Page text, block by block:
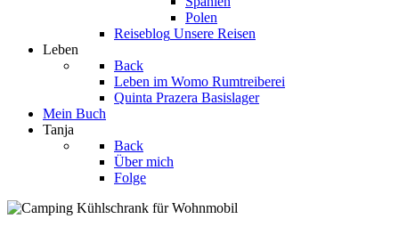
Polen
Reiseblog Unsere Reisen
Leben
Back
Leben im Womo Rumtreiberei
Quinta Prazera Basislager
Mein Buch
Tanja
Back
Über mich
Folge